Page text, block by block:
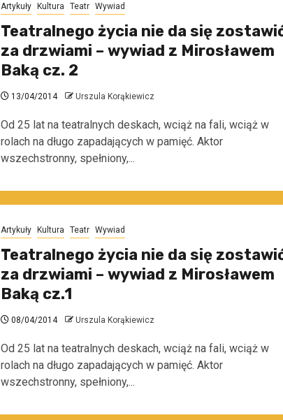
Artykuły Kultura Teatr Wywiad
Teatralnego życia nie da się
za drzwiami – wywiad z Mirosławem
Baką cz. 2
13/04/2014 Urszula Korąkiewicz
Od 25 lat na teatralnych deskach, wciąż na fali, wciąż w
rolach na długo zapadających w pamięć. Aktor
wszechstronny, spełniony,...
Artykuły Kultura Teatr Wywiad
Teatralnego życia nie da się
za drzwiami – wywiad z Mirosławem
Baką cz.1
08/04/2014 Urszula Korąkiewicz
Od 25 lat na teatralnych deskach, wciąż na fali, wciąż w
rolach na długo zapadających w pamięć. Aktor
wszechstronny, spełniony,...